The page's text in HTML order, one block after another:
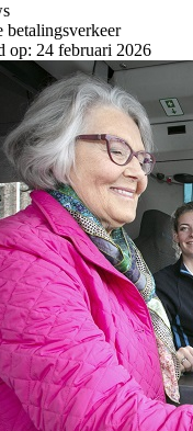
betalingsverkeer
op: 24 februari 2026